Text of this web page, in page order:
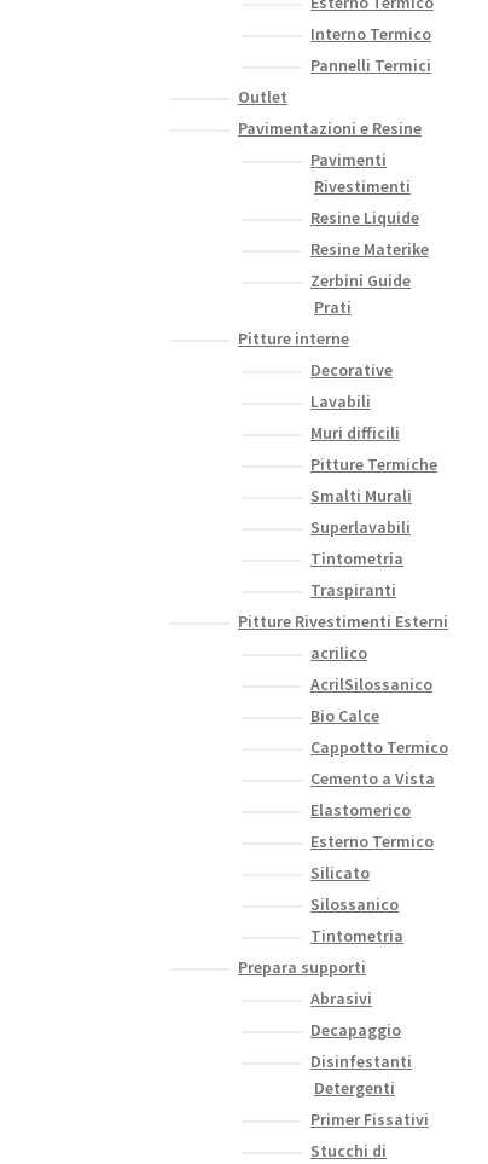
Interno Termico
Pannelli Termici
Outlet
Pavimentazioni e Resine
Pavimenti
Rivestimenti
Resine Liquide
Resine Materike
Zerbini Guide
Prati
Pitture interne
Decorative
Lavabili
Muri difficili
Pitture Termiche
Smalti Murali
Superlavabili
Tintometria
Traspiranti
Pitture Rivestimenti Esterni
acrilico
AcrilSilossanico
Bio Calce
Cappotto Termico
Cemento a Vista
Elastomerico
Esterno Termico
Silicato
Silossanico
Tintometria
Prepara supporti
Abrasivi
Decapaggio
Disinfestanti
Detergenti
Primer Fissativi
Stucchi di